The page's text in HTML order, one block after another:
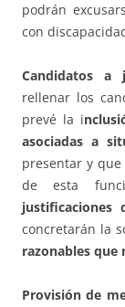
podrán
con
Candidatos a
rellenar los
prevé la i
asociadas a
presentar y
de esta
justificaciones
concretarán la
razonables que
Provisión de